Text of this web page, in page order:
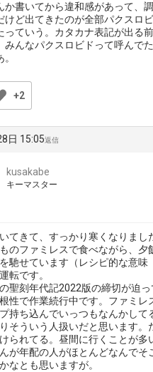
か書いてから違和感があって、
けど出てきたのが全部パクスロ
っていう。カタカナ表記が出る
みんなパクスロビドって呼んで
+2
日 15:05返信
kusakabe
キーマスター
てきて、すっかり寒くなりまし
のファミレスで食べながら、夕
馳せています（レシピ的な意味
転です。
聖刻年代記2022版の締切が迫っ
性で作業続行中です。ファミレ
持ち込んでいっつもなんかして
そういう人扱いだと思います。
られてる。昼間に行くことが多
が年配の人がほとんどなんでそ
なとも思いますが。